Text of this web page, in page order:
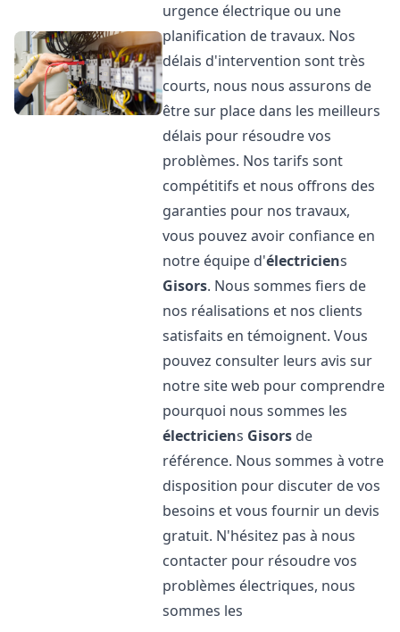
urgence électrique ou une
planification de travaux. Nos
délais d'intervention sont très
courts, nous nous assurons de
être sur place dans les meilleurs
délais pour résoudre vos
problèmes. Nos tarifs sont
compétitifs et nous offrons des
garanties pour nos travaux,
vous pouvez avoir confiance en
notre équipe d'électriciens
Gisors. Nous sommes fiers de
nos réalisations et nos clients
satisfaits en témoignent. Vous
pouvez consulter leurs avis sur
notre site web pour comprendre
pourquoi nous sommes les
électriciens Gisors de
référence. Nous sommes à votre
disposition pour discuter de vos
besoins et vous fournir un devis
gratuit. N'hésitez pas à nous
contacter pour résoudre vos
problèmes électriques, nous
sommes les